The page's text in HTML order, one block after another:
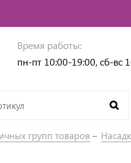
Время работы:
пн-пт 10:00-19:00, сб-вс
групп товаров